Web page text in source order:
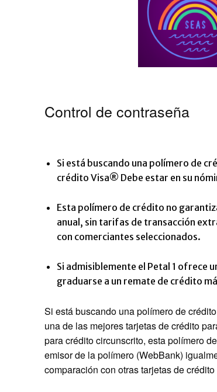
Control de contraseña
Si está buscando una polímero de
crédito Visa® Debe estar en su
Esta polímero de crédito no
anual, sin tarifas de transacción
con comerciantes seleccionados.
Si admisiblemente el Petal 1 ofrece
graduarse a un remate de crédito
Si está buscando una polímero de
una de las mejores tarjetas de crédito
para crédito circunscrito, esta polímero
emisor de la polímero (WebBank)
comparación con otras tarjetas de